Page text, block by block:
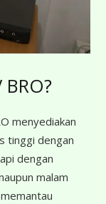
menyediakan
tinggi dengan
dengan
malam